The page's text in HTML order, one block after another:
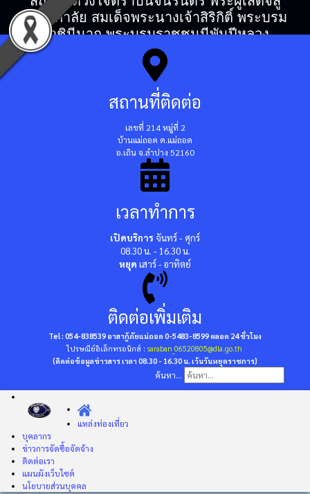
สวรรคาลัย สมเด็จพระนางเจ้าสิริกิติ์ พระบรม
ราชินีนาถ พระบรมราชชนนีพันปีหลวง
สถานที่ติดต่อ
เลขที่ 214 หมู่ที่ 2
บ้านแม่ถอด ต.แม่ถอด
อ.เถิน จ.ลำปาง 52160
เวลาทำการ
เปิดบริการ จันทร์ - ศุกร์
08.30 น. - 16.30 น.
หยุด เสาร์ - อาทิตย์
ติดต่อเพิ่มเติม
Tel : 054-838539 อาสากู้ภัยแม่ถอด 0-5483-8599ตลอด 24 ชั่วโมง
ไปรษณีย์อิเล็กทรอนิกส์ : saraban_06520805@dla.go.th
(ติดต่อข้อมูลข่าวสาร เวลา 08.30 - 16.30 น. เว้นวันหยุดราชการ)
ค้นหา...
แหล่งท่องเที่ยว
บุคลากร
ข่าวการจัดซื้อจัดจ้าง
ติดต่อเรา
แผนผังเว็บไซต์
นโยบายส่วนบุคคล